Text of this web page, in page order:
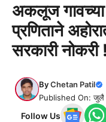
अकलूज गावच्या
प्रणिताने
सरकारी नोकरी !
ByChetan Patil
Published On:
Follow Us